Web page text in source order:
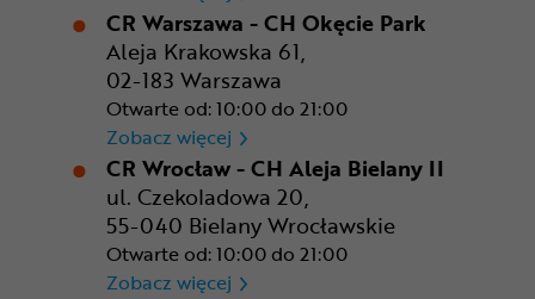
CR Warszawa - CH Okęcie Park
Aleja Krakowska 61,
02-183 Warszawa
Otwarte od: 10:00 do 21:00
Zobacz więcej CR Warszawa - CH Okęcie
CR Wrocław - CH Aleja Bielany II
ul. Czekoladowa 20,
55-040 Bielany Wrocławskie
Otwarte od: 10:00 do 21:00
Zobacz więcej CR Wrocław - CH Aleja